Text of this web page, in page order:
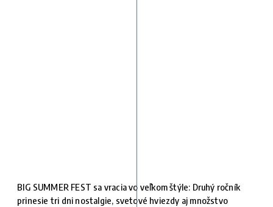
BIG SUMMER FEST sa vracia vo veľkom štýle: Druhý ročník
prinesie tri dni nostalgie, svetové hviezdy aj množstvo